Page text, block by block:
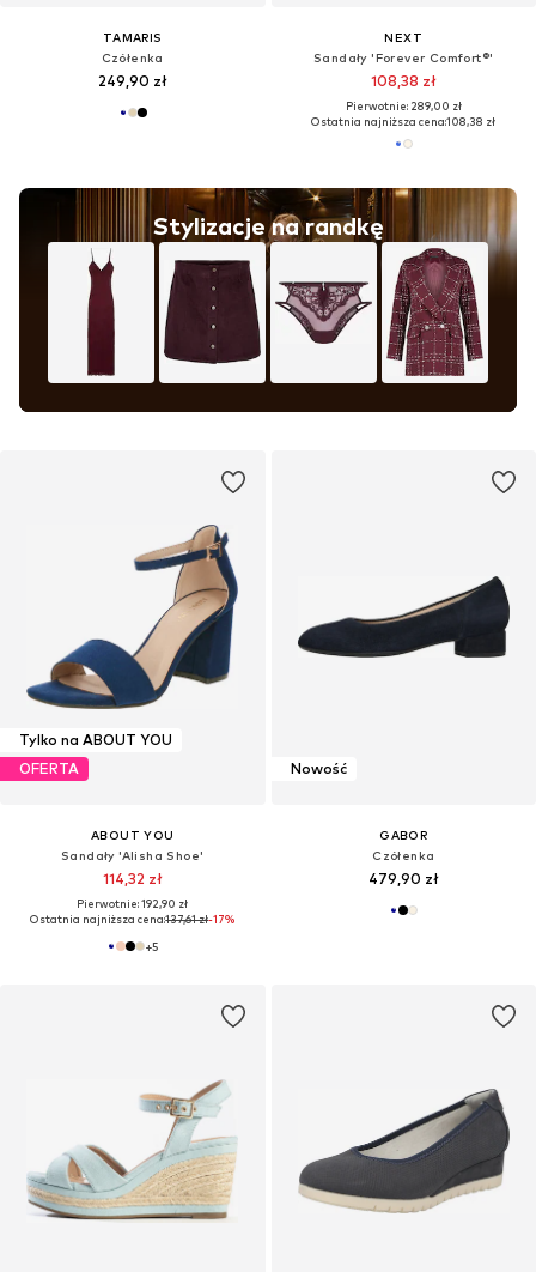
TAMARIS
Czółenka
249,90 zł
Stylizacje na randkę
NEXT
Sandały 'Forever Comfort®'
108,38 zł
Pierwotnie: 289,00 zł
Ostatnia najniższa cena:108,38 zł
Tylko na ABOUT YOU
OFERTA
ABOUT YOU
Sandały 'Alisha Shoe'
114,32 zł
Pierwotnie: 192,90 zł
Ostatnia najniższa cena:137,61 zł-17%
+5
Nowość
GABOR
Czółenka
479,90 zł